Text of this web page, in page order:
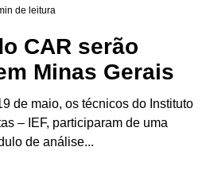
CAR serão
Minas Gerais
de maio, os técnicos do Instituto
– IEF, participaram de uma
de análise...
de leitura